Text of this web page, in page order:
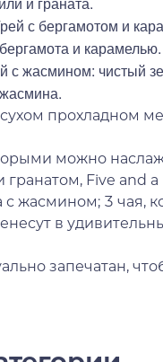
с бергамотом и
и карамелью.
с жасмином: чистый
прохладном
можно
Five and
с жасмином; 3 чая,
в
запечатан,